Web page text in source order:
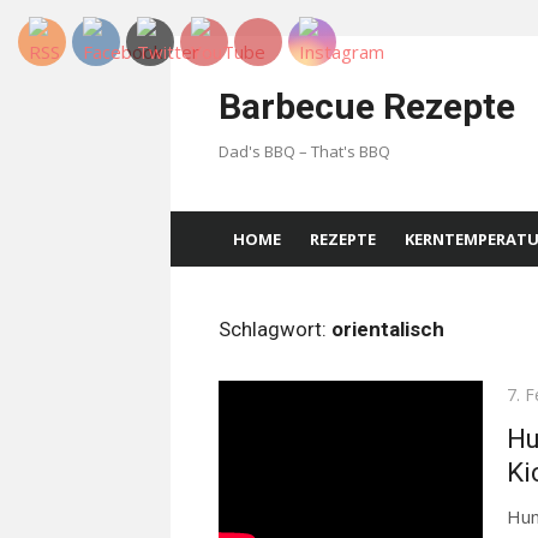
Skip
Barbecue Rezepte
Dad's BBQ – That's BBQ
HOME REZEPTE
Schlagwort: orientalisch
7.